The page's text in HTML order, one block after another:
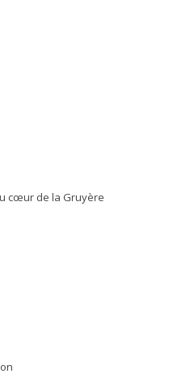
cœur de la Gruyère